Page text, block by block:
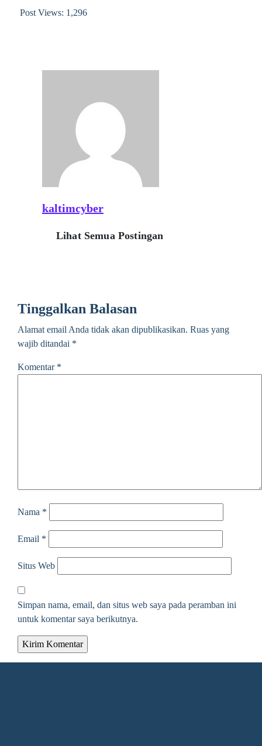
Post Views: 1,296
kaltimcyber
Lihat Semua Postingan
Tinggalkan Balasan
Alamat email Anda tidak akan dipublikasikan. Ruas yang
wajib ditandai *
Komentar *
Nama *
Email *
Situs Web
Simpan nama, email, dan situs web saya pada peramban ini
untuk komentar saya berikutnya.